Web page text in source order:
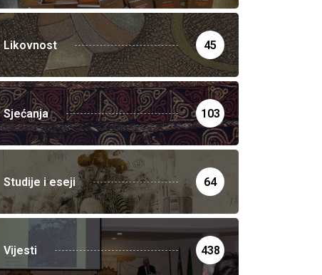
Likovnost 45
Sjećanja 103
Studije i eseji 64
Vijesti 438